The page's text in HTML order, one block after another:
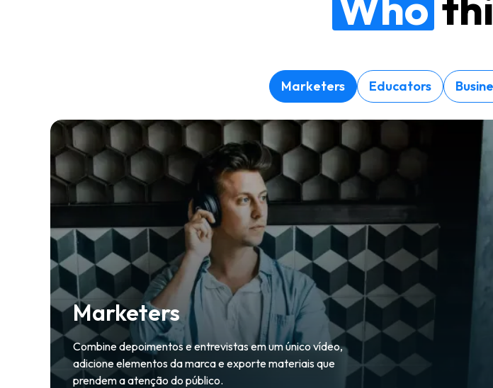
Marketers Educators
Marketers
Combine depoimentos e entrevistas em um único vídeo,
adicione elementos da marca e exporte materiais que
prendem a atenção do público.